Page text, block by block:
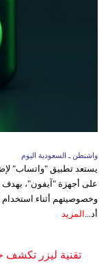
واشنطن ـ السعودية اليوم
يستعد تطبيق "واتساب"
على أجهزة "آيفون"، بهدف
وخصوصيتهم أثناء
أد...
المزيد
تقنية ليزر تكشف